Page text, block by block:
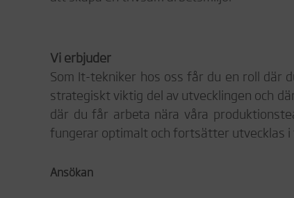
Vi erbjuder
Som It-tekniker hos oss får du en roll där
strategiskt viktig del av utvecklingen och
där du får arbeta nära våra
fungerar optimalt och fortsätter utvecklas i
Ansökan